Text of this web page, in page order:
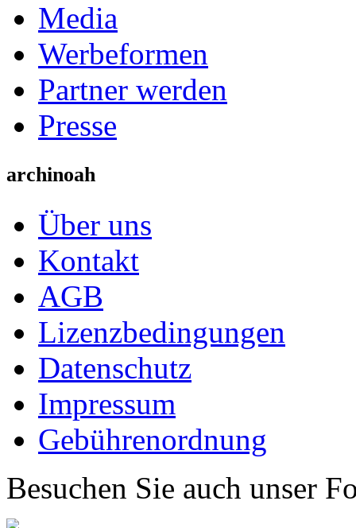
Media
Werbeformen
Partner werden
Presse
archinoah
Über uns
Kontakt
AGB
Lizenzbedingungen
Datenschutz
Impressum
Gebührenordnung
Besuchen Sie auch unser